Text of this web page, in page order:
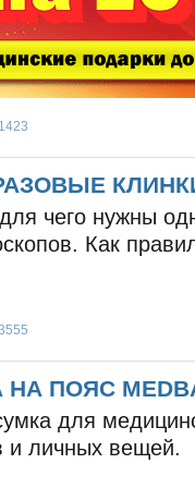
чего нужны
Как
ПОЯС
для
и личных вещей.